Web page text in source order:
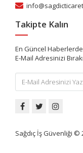
Takipte Kalın
En Güncel
E-Mail Adresinizi
Sağdıç İş Güvenliği ©